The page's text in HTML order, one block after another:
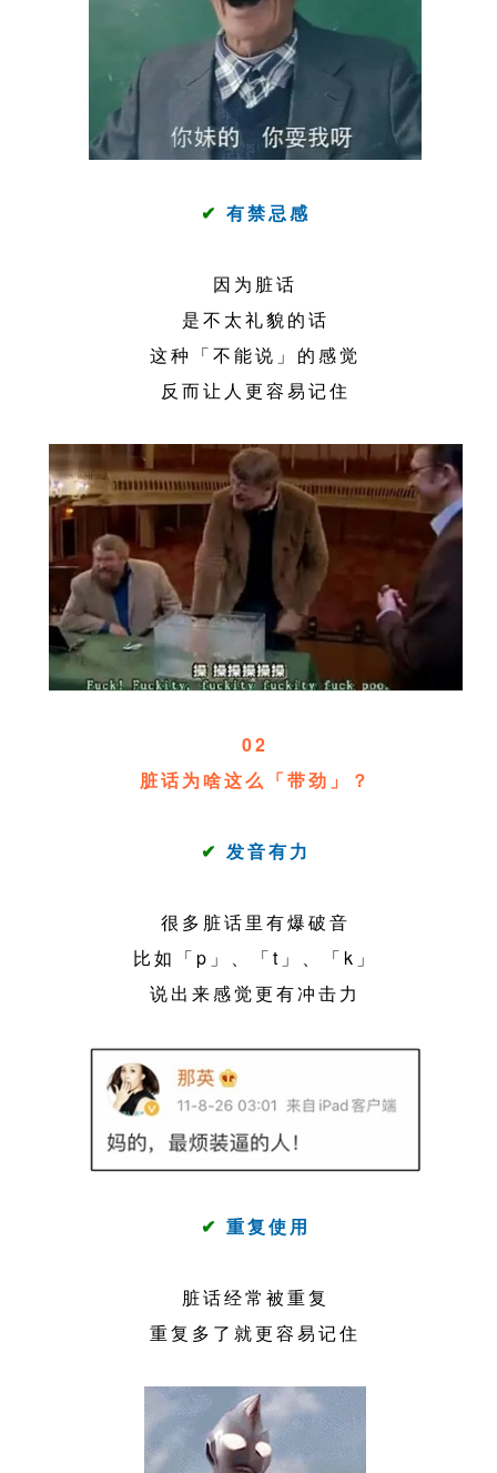
✔ 有禁忌感
因为脏话
是不太礼貌的话
这种「不能说」的感觉
反而让人更容易记住
02
脏话为啥这么「带劲」？
✔ 发音有力
很多脏话里有爆破音
比如「p」、「t」、「k」
说出来感觉更有冲击力
✔ 重复使用
脏话经常被重复
重复多了就更容易记住